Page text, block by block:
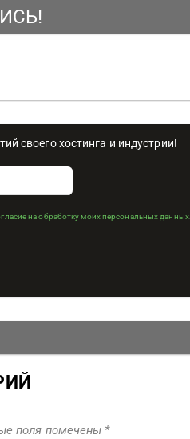
своего хостинга и индустрии!
на обработку моих персональных данных.
поля помечены *